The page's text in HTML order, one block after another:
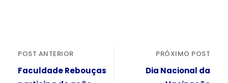
POST ANTERIOR
Faculdade Rebouças
PRÓXIMO POST
Dia Nacional da